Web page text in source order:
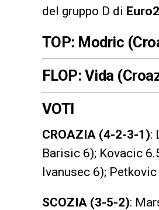
del gruppo D di
TOP: Modric
FLOP: Vida
VOTI
CROAZIA (4-2-3-1):
Barisic 6); Kovacic
Ivanusec 6);
SCOZIA (3-5-2):